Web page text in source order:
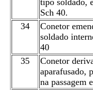
tipo soldado,
Sch 40.
34
Conetor
soldado
40
35
Conetor
aparafusado,
na passagem